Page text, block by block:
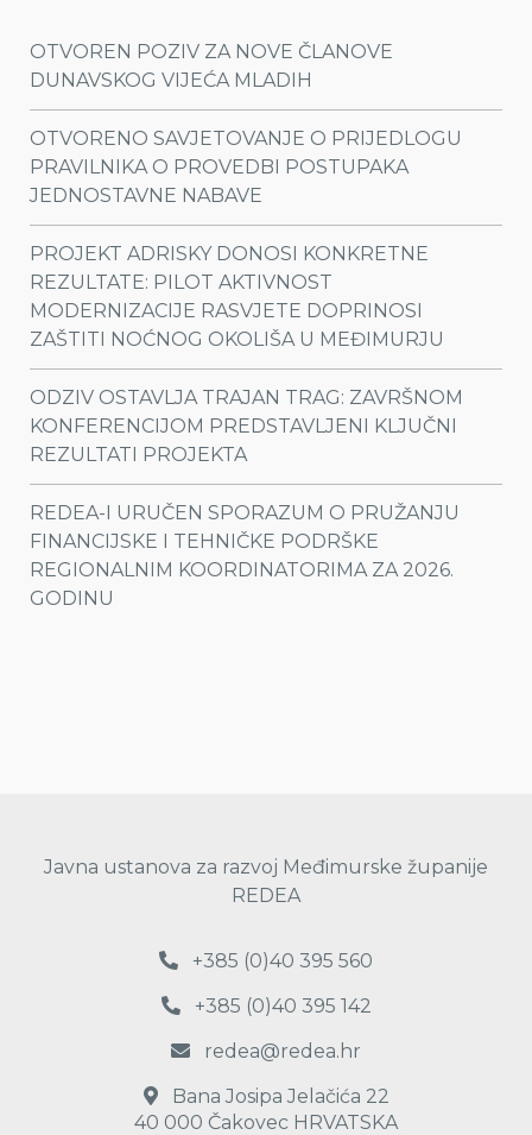
OTVOREN POZIV ZA NOVE ČLANOVE
DUNAVSKOG VIJEĆA MLADIH
OTVORENO SAVJETOVANJE O PRIJEDLOGU
PRAVILNIKA O PROVEDBI POSTUPAKA
JEDNOSTAVNE NABAVE
PROJEKT ADRISKY DONOSI KONKRETNE
REZULTATE: PILOT AKTIVNOST
MODERNIZACIJE RASVJETE DOPRINOSI
ZAŠTITI NOĆNOG OKOLIŠA U MEĐIMURJU
ODZIV OSTAVLJA TRAJAN TRAG: ZAVRŠNOM
KONFERENCIJOM PREDSTAVLJENI KLJUČNI
REZULTATI PROJEKTA
REDEA-I URUČEN SPORAZUM O PRUŽANJU
FINANCIJSKE I TEHNIČKE PODRŠKE
REGIONALNIM KOORDINATORIMA ZA 2026.
GODINU
Javna ustanova za razvoj Međimurske županije
REDEA
+385 (0)40 395 560
+385 (0)40 395 142
redea@redea.hr
Bana Josipa Jelačića 22
40 000 Čakovec HRVATSKA